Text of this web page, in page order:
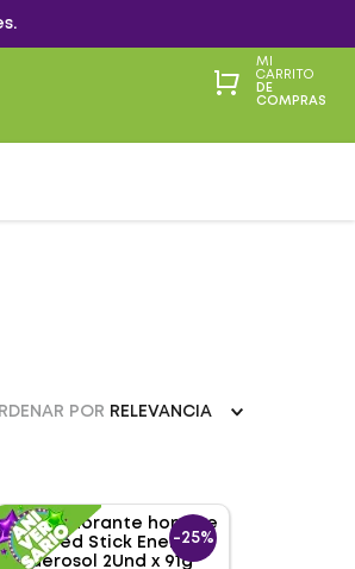
MI
CARRITO
DE
COMPRAS
POR RELEVANCIA
-25%